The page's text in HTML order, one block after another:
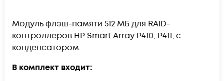
Модуль флэш-памяти 512 МБ для RAID-
контроллеров HP Smart Array P410, P411, с
конденсатором.
В комплект входит: